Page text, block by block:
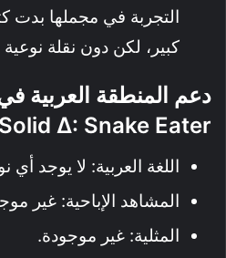
التجربة في مجملها
كبير، لكن دون نقلة
دعم المنطقة العربية
Solid Δ: Snake Eater
اللغة العربية: لا يوجد أي
المشاهد الإباحية: غير
المثلية: غير موجودة.